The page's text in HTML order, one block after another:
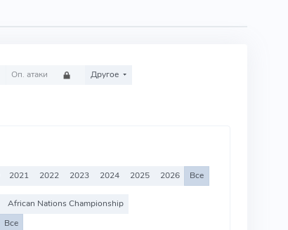
Оп. атаки Другое
2021 2022 2023 2024 2025 2026 Все
African Nations Championship
Все